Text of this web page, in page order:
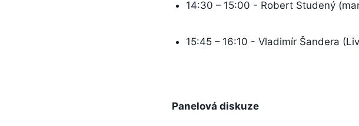
14:30 – 15:00 - Robert Studený
15:45 – 16:10 - Vladimír Šandera
Panelová diskuze